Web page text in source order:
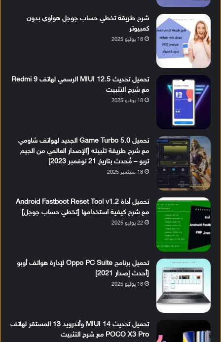
شرح طريقة تخطي حساب جوجل هواوي بدون
كمبيوتر
18 يوليو 2025
تحميل تحديث MIUI 12.5 الرسمي لهاتف Redmi 9
مع شرح التثبيت
18 يوليو 2025
تحميل Game Turbo 5.0 الجديد لهواتف شاومي
مع شرح طريقة تثبيته [الإصدار العالمي من الجيم
تربو – مُحدث بتاريخ 21 نوفمبر 2023]
18 سبتمبر 2025
تحميل أداة Android Fastboot Reset Tool v1.2
مع شرح كيفية استخدامها [تخطي حساب جوجل]
22 يوليو 2025
تحميل برنامج Oppo PC Suite لإدارة هواتف أوبو
[أحدث إصدار 2021]
18 يوليو 2025
تحميل تحديث MIUI 14 وأندرويد 13 المستقر لهاتف
POCO X3 Pro مع شرح التثبيت